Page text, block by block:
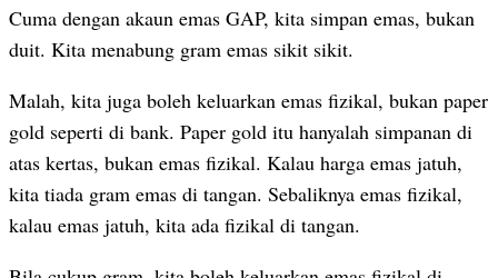
Cuma dengan akaun emas GAP, kita simpan emas, bukan
duit. Kita menabung gram emas sikit sikit.
Malah, kita juga boleh keluarkan emas fizikal, bukan paper
gold seperti di bank. Paper gold itu hanyalah simpanan di
atas kertas, bukan emas fizikal. Kalau harga emas jatuh,
kita tiada gram emas di tangan. Sebaliknya emas fizikal,
kalau emas jatuh, kita ada fizikal di tangan.